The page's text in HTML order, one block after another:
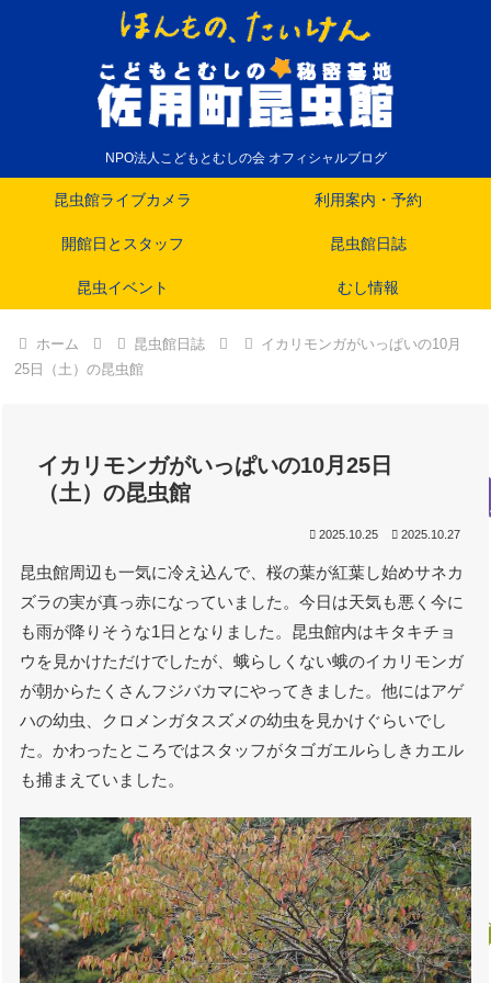
NPO法人こどもとむしの会 オフィシャルブログ
昆虫館ライブカメラ 利用案内・予約
開館日とスタッフ 昆虫館日誌
昆虫イベント むし情報
ホーム 昆虫館日誌
イカリモンガがいっぱいの10月
25日（土）の昆虫館
イカリモンガがいっぱいの10月25日
（土）の昆虫館
2025.10.25 2025.10.27
昆虫館周辺も一気に冷え込んで、桜の葉が紅葉し始めサネカ
ズラの実が真っ赤になっていました。今日は天気も悪く今に
も雨が降りそうな1日となりました。昆虫館内はキタキチョ
ウを見かけただけでしたが、蛾らしくない蛾のイカリモンガ
が朝からたくさんフジバカマにやってきました。他にはアゲ
ハの幼虫、クロメンガタスズメの幼虫を見かけぐらいでし
た。かわったところではスタッフがタゴガエルらしきカエル
も捕まえていました。